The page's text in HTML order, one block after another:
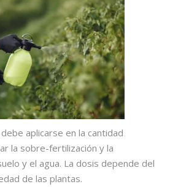
aplicarse en la cantidad
la sobre-fertilización y la
y el agua. La dosis depende del
de las plantas.